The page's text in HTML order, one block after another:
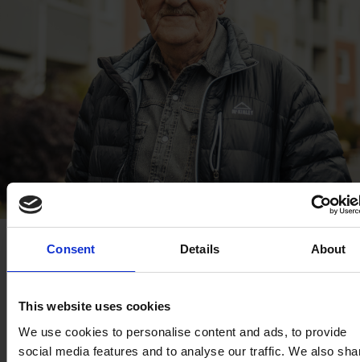
Consent Details About
This website uses cookies
We use cookies to personalise content and ads, to provide
social media features and to analyse our traffic. We also